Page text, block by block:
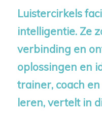
Luistercirkels
intelligentie. Ze
verbinding en
oplossingen en
trainer, coach
leren, vertelt in